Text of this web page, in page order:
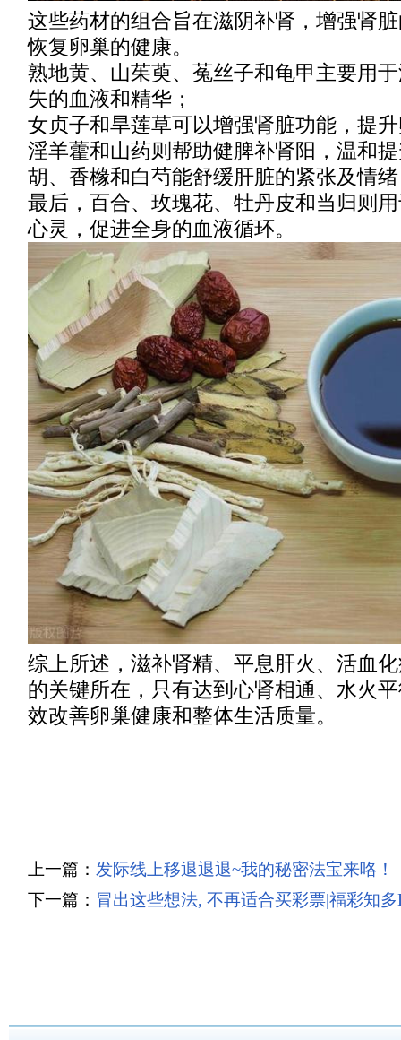
这些药材的组合旨在滋阴补肾，增强肾
恢复卵巢的健康。
熟地黄、山茱萸、菟丝子和龟甲主要用
失的血液和精华；
女贞子和旱莲草可以增强肾脏功能，提
淫羊藿和山药则帮助健脾补肾阳，温和
胡、香橼和白芍能舒缓肝脏的紧张及情
最后，百合、玫瑰花、牡丹皮和当归则
心灵，促进全身的血液循环。
综上所述，滋补肾精、平息肝火、活血
的关键所在，只有达到心肾相通、水火
效改善卵巢健康和整体生活质量。
上一篇： 发际线上移退退退~我的秘密法宝来咯！
下一篇： 冒出这些想法, 不再适合买彩票|福彩知多